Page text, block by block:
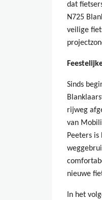
dat
N725
veilige
Sinds
rijweg
van
Peeters
nieuwe
In het